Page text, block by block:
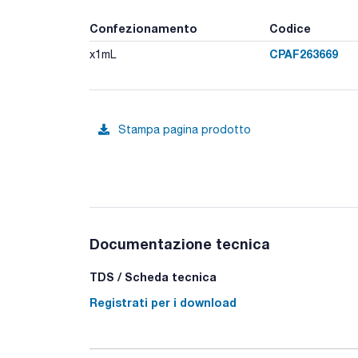
Confezionamento Codice
x1mL CPAF263669
Stampa pagina prodotto
Documentazione tecnica
TDS / Scheda tecnica
Registrati per i download